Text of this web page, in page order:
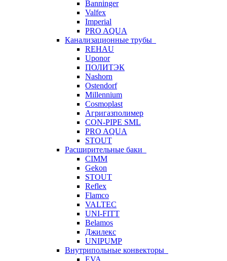
Banninger
Valfex
Imperial
PRO AQUA
Канализационные трубы
REHAU
Uponor
ПОЛИТЭК
Nashorn
Ostendorf
Millennium
Cosmoplast
Агригазполимер
CON-PIPE SML
PRO AQUA
STOUT
Расширительные баки
CIMM
Gekon
STOUT
Reflex
Flamco
VALTEC
UNI-FITT
Belamos
Джилекс
UNIPUMP
Внутрипольные конвекторы
EVA